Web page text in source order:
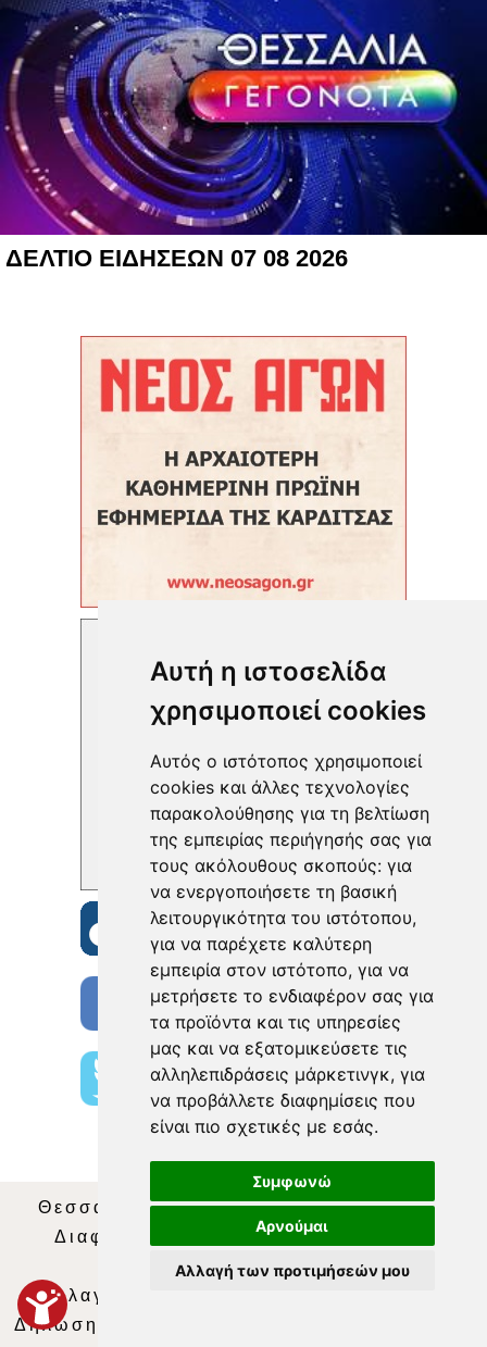
Αυτή η ιστοσελίδα
χρησιμοποιεί cookies
Αυτός ο ιστότοπος χρησιμοποιεί
cookies και άλλες τεχνολογίες
παρακολούθησης για τη βελτίωση
της εμπειρίας περιήγησής σας για
τους ακόλουθους σκοπούς: για
να ενεργοποιήσετε τη βασική
λειτουργικότητα του ιστότοπου,
για να παρέχετε καλύτερη
εμπειρία στον ιστότοπο, για να
μετρήσετε το ενδιαφέρον σας για
τα προϊόντα και τις υπηρεσίες
μας και να εξατομικεύσετε τις
αλληλεπιδράσεις μάρκετινγκ, για
να προβάλλετε διαφημίσεις που
είναι πιο σχετικές με εσάς.
Συμφωνώ
Αρνούμαι
Αλλαγή των προτιμήσεών μου
ΔΕΛΤΙΟ ΕΙΔΗΣΕΩΝ 07 08 2026
Θεσσαλία Τηλεόραση|SNG Services|
Διαφήμιση
Όροι Χρήσης|
Απορρήτου|Περιεχόμενο
Αλλαγή Προτιμήσεων για τα Cookies
Δήλωση συμμόρφωσης με τη σύσταση (ΕΕ)